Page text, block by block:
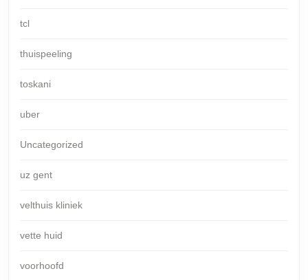
tcl
thuispeeling
toskani
uber
Uncategorized
uz gent
velthuis kliniek
vette huid
voorhoofd